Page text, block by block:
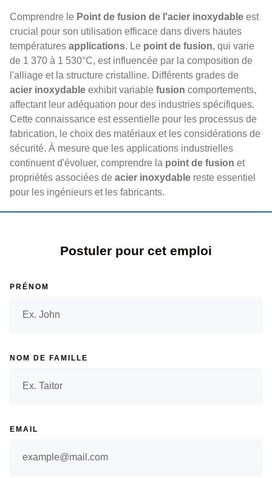
Comprendre le Point de fusion de l'acier inoxydable est
crucial pour son utilisation efficace dans divers hautes
températures applications. Le point de fusion, qui varie
de 1 370 à 1 530°C, est influencée par la composition de
l'alliage et la structure cristalline. Différents grades de
acier inoxydable exhibit variable fusion comportements,
affectant leur adéquation pour des industries spécifiques.
Cette connaissance est essentielle pour les processus de
fabrication, le choix des matériaux et les considérations de
sécurité. À mesure que les applications industrielles
continuent d'évoluer, comprendre la point de fusion et
propriétés associées de acier inoxydable reste essentiel
pour les ingénieurs et les fabricants.
Postuler pour cet emploi
PRÉNOM
NOM DE FAMILLE
EMAIL